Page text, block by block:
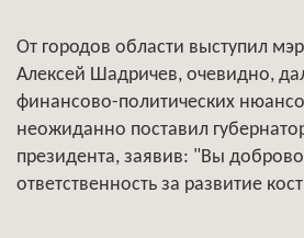
От городов области выступил
Алексей Шадричев, очевидно,
финансово-политических
неожиданно поставил
президента, заявив: "Вы
ответственность за развитие